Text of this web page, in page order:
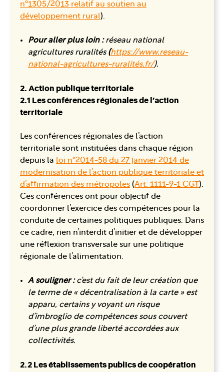
n°1305/2013 relatif au soutien au
développement rural).
Pour aller plus loin :réseau national
agricultures ruralités(https://www.reseau-
national-agricultures-ruralités.fr/).
2. Action publique territoriale
2.1 Les conférences régionales de l’action
territoriale
Les conférences régionales de l’action
territoriale sont instituées dans chaque région
depuis la loi n°2014-58 du 27 janvier 2014 de
modernisation de l’action publique territoriale et
d’affirmation des métropoles (Art. 1111-9-1 CGT).
Ces conférences ont pour objectif de
coordonner l’exercice des compétences pour la
conduite de certaines politiques publiques. Dans
ce cadre, rien n’interdit d’initier et de développer
une réflexion transversale sur une politique
régionale de l’alimentation.
A souligner :c’est du fait de leur création que
le terme de « décentralisation à la carte » est
apparu, certains y voyant un risque
d’imbroglio de compétences sous couvert
d’une plus grande liberté accordées aux
collectivités.
2.2 Les établissements publics de coopération